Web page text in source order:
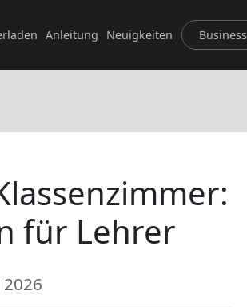
Anleitung Neuigkeiten Business
für Lehrer